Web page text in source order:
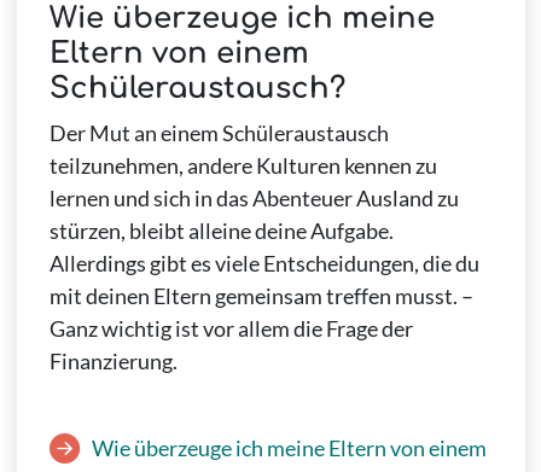
Wie überzeuge ich meine
Eltern von einem
Schüleraustausch?
Der Mut an einem Schüleraustausch
teilzunehmen, andere Kulturen kennen zu
lernen und sich in das Abenteuer Ausland zu
stürzen, bleibt alleine deine Aufgabe.
Allerdings gibt es viele Entscheidungen, die du
mit deinen Eltern gemeinsam treffen musst. –
Ganz wichtig ist vor allem die Frage der
Finanzierung.
Wie überzeuge ich meine Eltern von einem